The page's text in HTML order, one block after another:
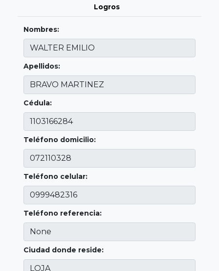
Logros
Nombres:
Apellidos:
Cédula:
Teléfono domicilio:
Teléfono celular:
Teléfono referencia:
Ciudad donde reside: